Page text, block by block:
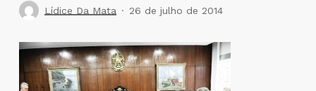
Lídice Da Mata 26 de julho de 2014